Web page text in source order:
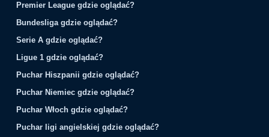
Premier League gdzie oglądać?
Bundesliga gdzie oglądać?
Serie A gdzie oglądać?
Ligue 1 gdzie oglądać?
Puchar Hiszpanii gdzie oglądać?
Puchar Niemiec gdzie oglądać?
Puchar Włoch gdzie oglądać?
Puchar ligi angielskiej gdzie oglądać?